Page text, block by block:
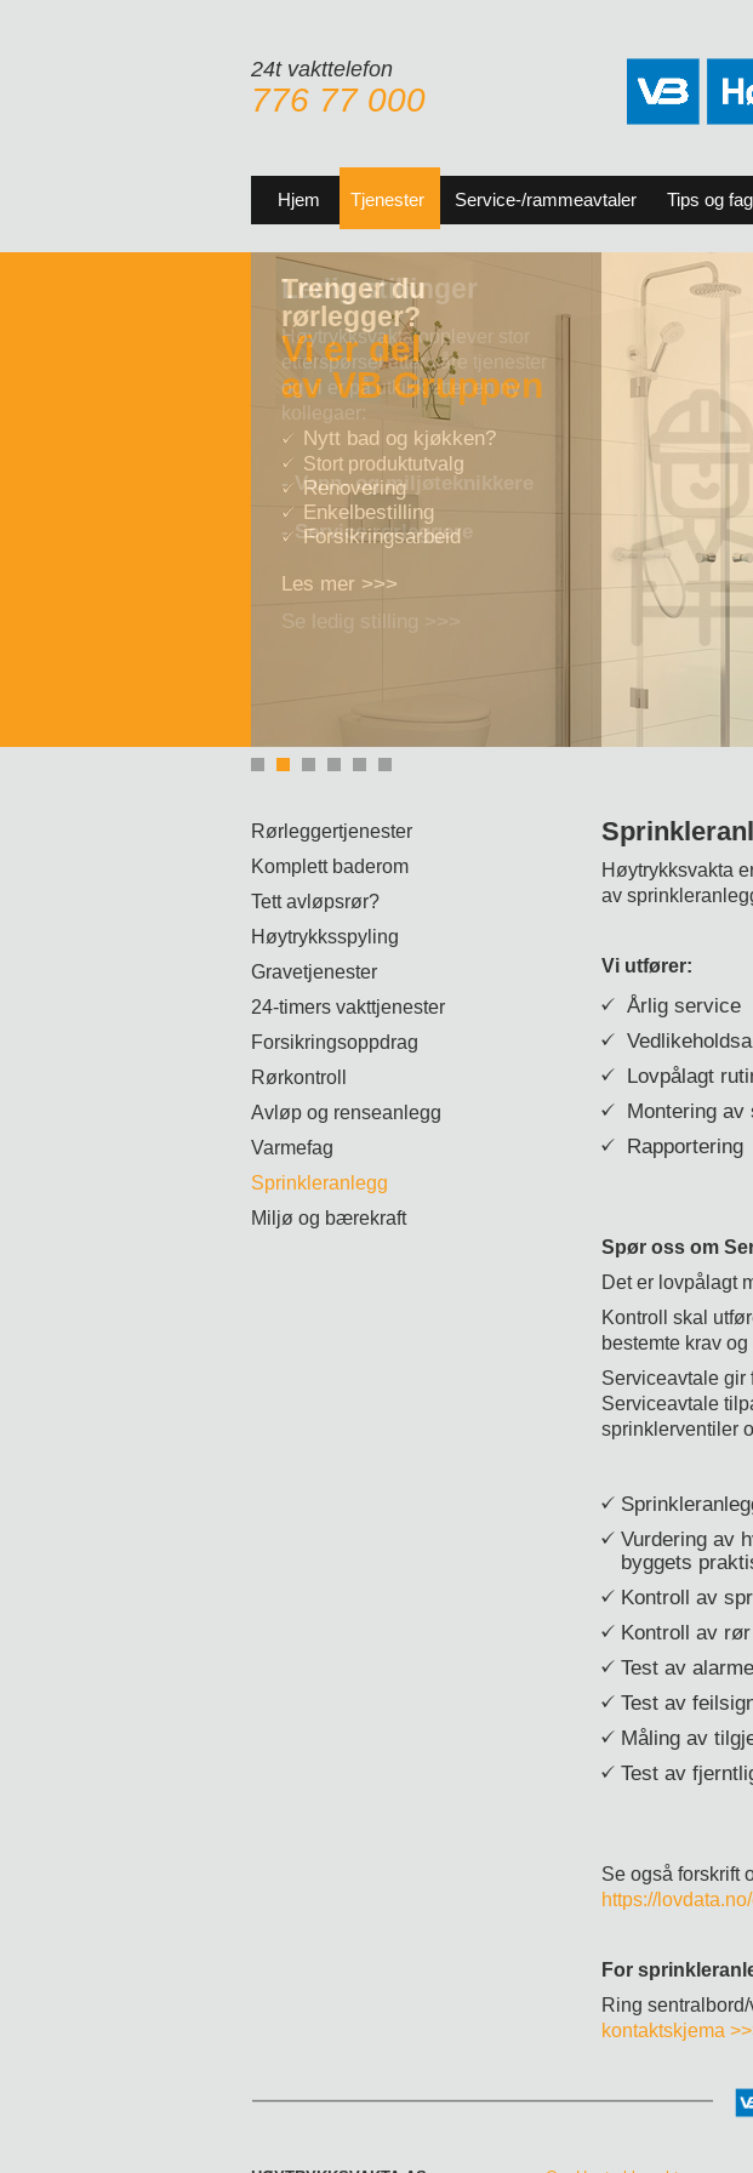
24t vakttelefon
776 77 000
Hjem Tjenester Service-/rammeavtaler Tips og
Trenger du
rørlegger?
Vi er del
av VB Gruppen
Nytt bad og kjøkken?
Stort produktutvalg
Renovering
Enkelbestilling
Forsikringsarbeid
Les mer >>>
Rørleggertjenester
Komplett baderom
Tett avløpsrør?
Høytrykksspyling
Gravetjenester
24-timers vakttjenester
Forsikringsoppdrag
Rørkontroll
Avløp og renseanlegg
Varmefag
Sprinkleranlegg
Miljø og bærekraft
Høytrykksvakta
av
Vi utfører:
Årlig service
Lovpålagt
Montering av
Rapportering
Spør oss om
Det er lovpålagt
Kontroll skal
bestemte krav og
Serviceavtale gir
Serviceavtale
sprinklerventiler
Vurdering av
byggets
Kontroll av
Kontroll av
Test av
Test av
Måling av
Test av
Se også forskrift
https://
For
Ring sentralbord/
kontaktskjema